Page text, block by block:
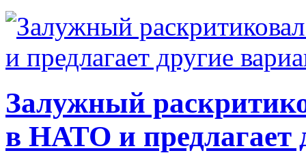
Залужный
в НАТО и предлагает